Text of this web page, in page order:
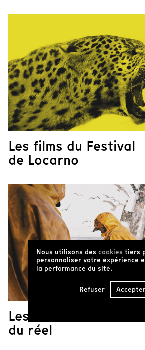
Les films du Festival
de Locarno
Les films de Visions
du réel
Nous utilisons des cookies tiers
personnaliser votre expérience
la performance du site.
Refuser